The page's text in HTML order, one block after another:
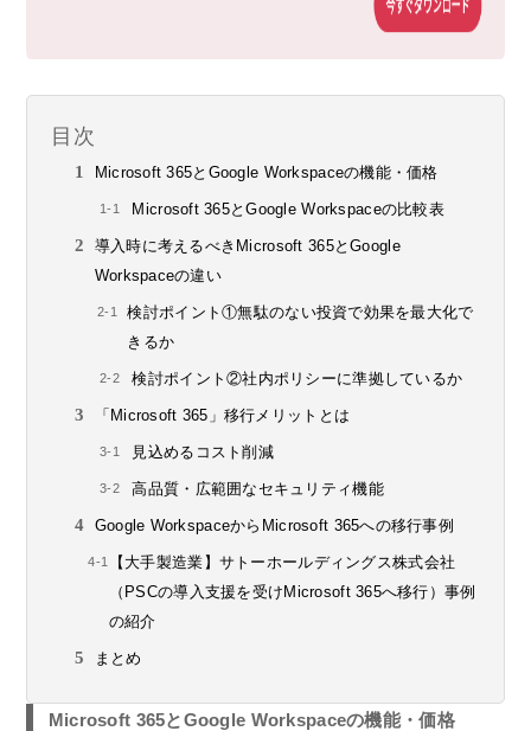
目次
Microsoft 365とGoogle Workspaceの機能・価格
Microsoft 365とGoogle Workspaceの比較表
導入時に考えるべきMicrosoft 365とGoogle
Workspaceの違い
検討ポイント①無駄のない投資で効果を最大化で
きるか
検討ポイント②社内ポリシーに準拠しているか
「Microsoft 365」移行メリットとは
見込めるコスト削減
高品質・広範囲なセキュリティ機能
Google WorkspaceからMicrosoft 365への移行事例
【大手製造業】サトーホールディングス株式会社
（PSCの導入支援を受けMicrosoft 365へ移行）事例
の紹介
まとめ
Microsoft 365とGoogle Workspaceの機能・価格